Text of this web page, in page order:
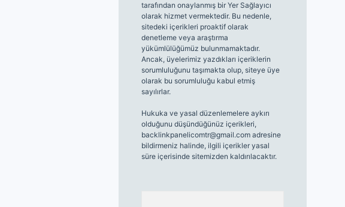
tarafından onaylanmış bir Yer Sağlayıcı
olarak hizmet vermektedir. Bu nedenle,
sitedeki içerikleri proaktif olarak
denetleme veya araştırma
yükümlülüğümüz bulunmamaktadır.
Ancak, üyelerimiz yazdıkları içeriklerin
sorumluluğunu taşımakta olup, siteye üye
olarak bu sorumluluğu kabul etmiş
sayılırlar.
Hukuka ve yasal düzenlemelere aykırı
olduğunu düşündüğünüz içerikleri,
backlinkpanelicomtr@gmail.comadresine
bildirmeniz halinde, ilgili içerikler yasal
süre içerisinde sitemizden kaldırılacaktır.